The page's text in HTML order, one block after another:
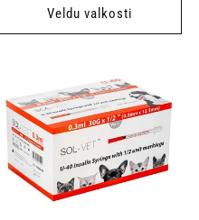
Veldu valkosti